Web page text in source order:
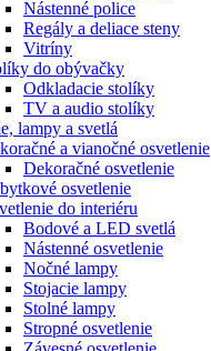
Nástenné police
Regály a deliace steny
Vitríny
do obývačky
Odkladacie stolíky
TV a audio stolíky
lampy a svetlá
a vianočné osvetlenie
Dekoračné osvetlenie
osvetlenie
do interiéru
Bodové a LED svetlá
Nástenné osvetlenie
Nočné lampy
Stojacie lampy
Stolné lampy
Stropné osvetlenie